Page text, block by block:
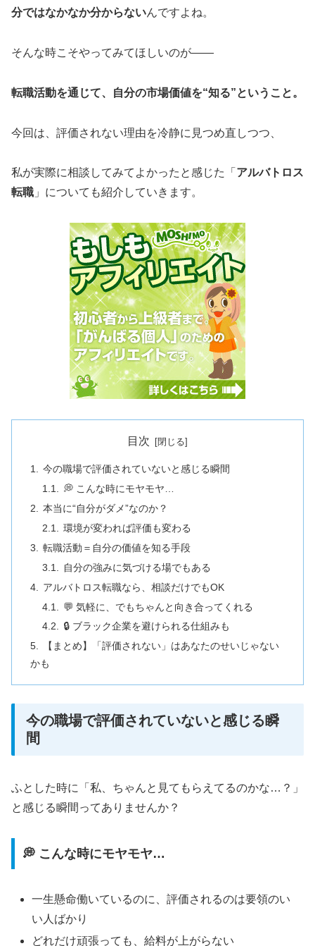
分ではなかなか分からないんですよね。
そんな時こそやってみてほしいのが――
転職活動を通じて、自分の市場価値を“知る”ということ。
今回は、評価されない理由を冷静に見つめ直しつつ、
私が実際に相談してみてよかったと感じた「 アルバトロス
転職 」についても紹介していきます。
目次
今の職場で評価されていないと感じる瞬間
💭 こんな時にモヤモヤ…
本当に“自分がダメ”なのか？
環境が変われば評価も変わる
転職活動＝自分の価値を知る手段
自分の強みに気づける場でもある
アルバトロス転職なら、相談だけでもOK
💬 気軽に、でもちゃんと向き合ってくれる
🔒 ブラック企業を避けられる仕組みも
【まとめ】「評価されない」はあなたのせいじゃない
かも
今の職場で評価されていないと感じる瞬
間
ふとした時に「私、ちゃんと見てもらえてるのかな…？」
と感じる瞬間ってありませんか？
💭 こんな時にモヤモヤ…
一生懸命働いているのに、評価されるのは要領のい
い人ばかり
どれだけ頑張っても、給料が上がらない